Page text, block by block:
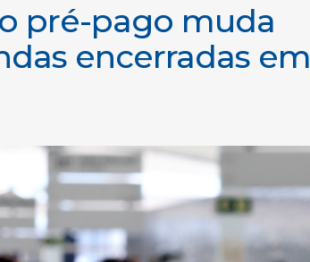
pré-pago muda
encerradas em